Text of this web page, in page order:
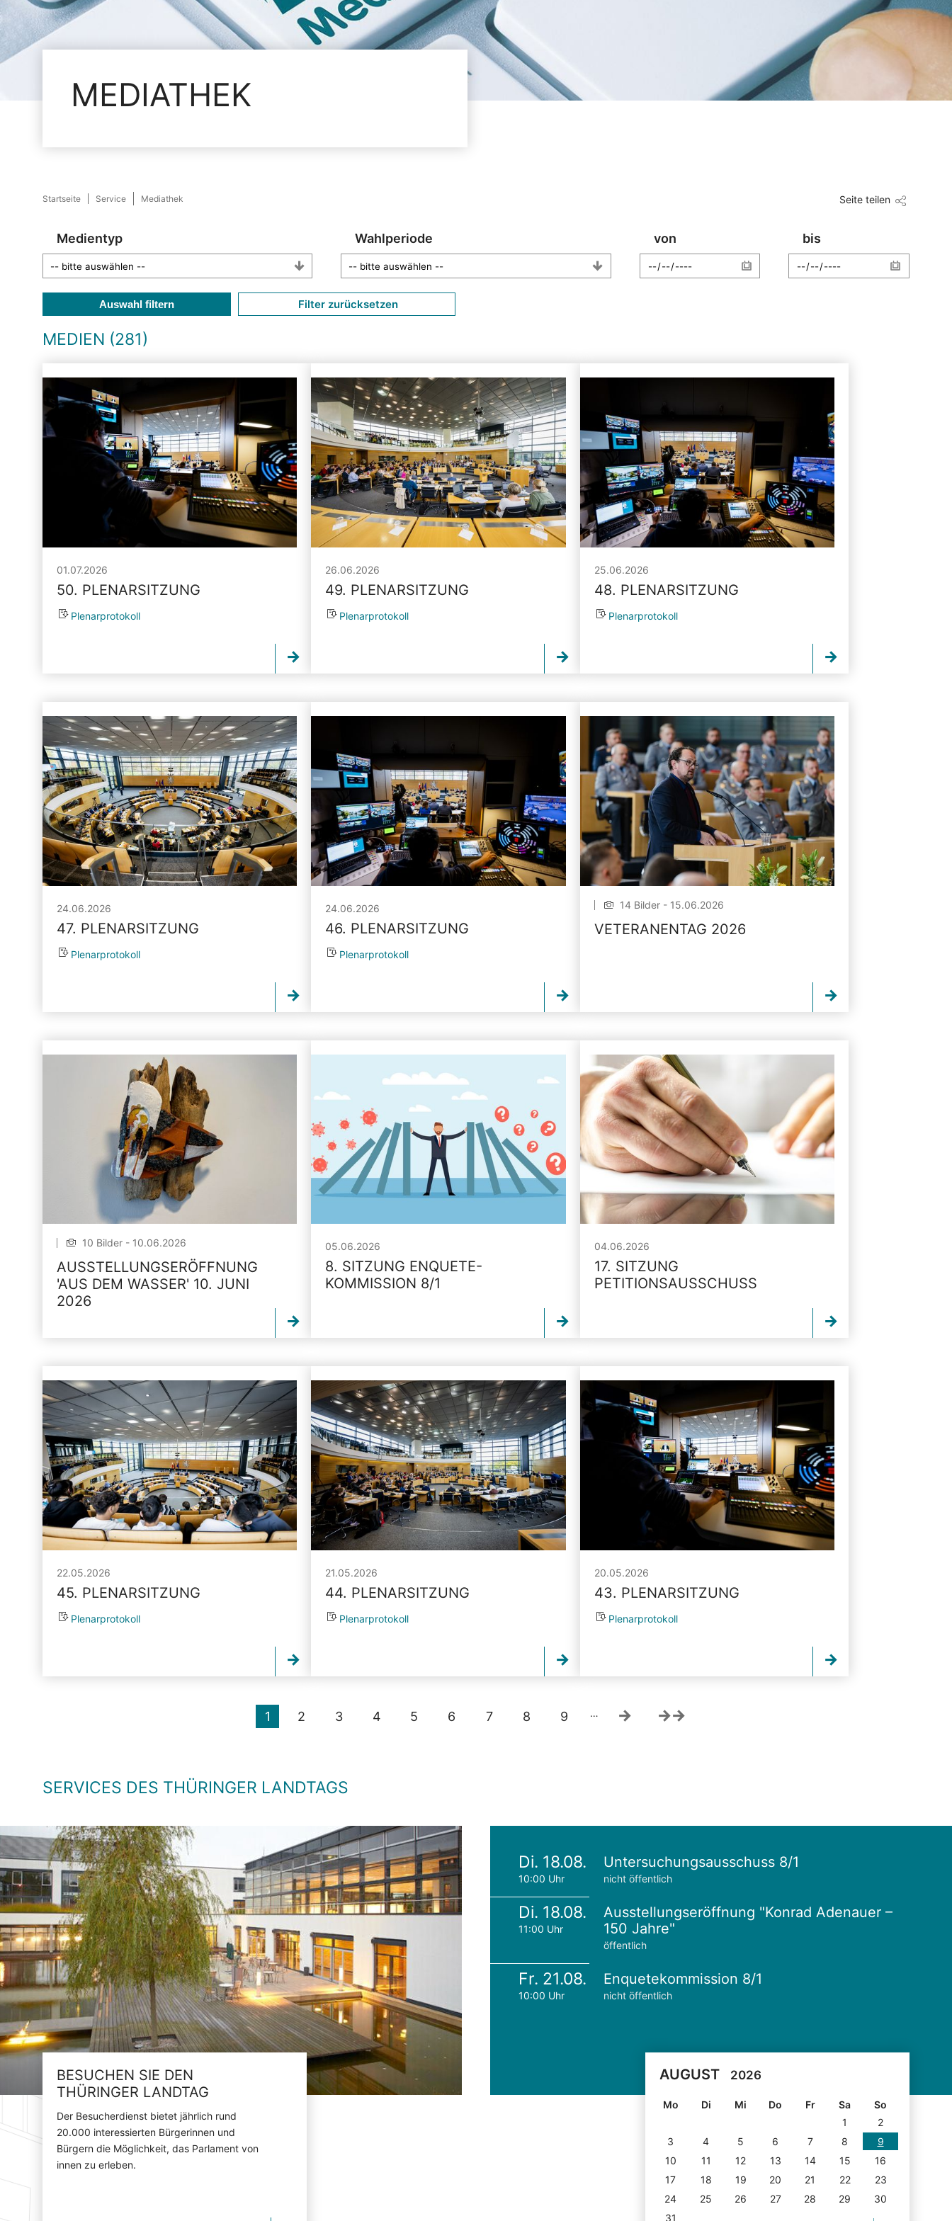
MEDIATHEK
Startseite Service Mediathek Seite teilen
Medientyp Wahlperiode von bis
Auswahl filtern Filter zurücksetzen
MEDIEN (281)
01.07.2026
50. PLENARSITZUNG
Plenarprotokoll
26.06.2026
49. PLENARSITZUNG
Plenarprotokoll
25.06.2026
48. PLENARSITZUNG
Plenarprotokoll
24.06.2026
47. PLENARSITZUNG
Plenarprotokoll
24.06.2026
46. PLENARSITZUNG
Plenarprotokoll
14 Bilder - 15.06.2026
VETERANENTAG 2026
10 Bilder - 10.06.2026
AUSSTELLUNGSERÖFFNUNG
'AUS DEM WASSER' 10. JUNI
2026
05.06.2026
8. SITZUNG ENQUETE-
KOMMISSION 8/1
04.06.2026
17. SITZUNG
PETITIONSAUSSCHUSS
22.05.2026
45. PLENARSITZUNG
Plenarprotokoll
21.05.2026
44. PLENARSITZUNG
Plenarprotokoll
20.05.2026
43. PLENARSITZUNG
Plenarprotokoll
1 2 3 4 5 6 7 8 9 …
SERVICES DES THÜRINGER LANDTAGS
BESUCHEN SIE DEN
THÜRINGER LANDTAG
Der Besucherdienst bietet jährlich rund
20.000 interessierten Bürgerinnen und
Bürgern die Möglichkeit, das Parlament von
innen zu erleben.
Di. 18.08.
10:00 Uhr
Untersuchungsausschuss 8/1
nicht öffentlich
Di. 18.08.
11:00 Uhr
Ausstellungseröffnung "Konrad Adenauer –
150 Jahre"
öffentlich
Fr. 21.08.
10:00 Uhr
Enquetekommission 8/1
nicht öffentlich
AUGUST 2026
Mo Di Mi Do Fr Sa
So
1
2
3
4 5 6 7 8
9
10
11 12 13 14 15
16
17
18 19 20 21 22
23
24
25 26 27 28 29
30
31